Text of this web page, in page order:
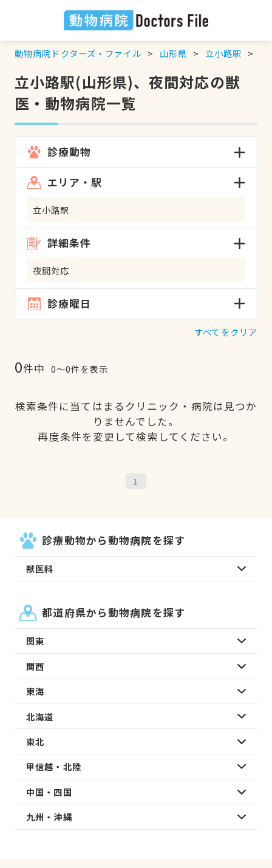
動物病院ドクターズ・ファイル 山形県 立小路駅
立小路駅(山形県)、夜間対応の獣
医・動物病院一覧
診療動物
エリア・駅
立小路駅
詳細条件
夜間対応
診療曜日
すべてをクリア
0件中 0〜0件を表示
検索条件に当てはまるクリニック・病院は見つか
りませんでした。
再度条件を変更して検索してください。
1
診療動物から動物病院を探す
獣医科
都道府県から動物病院を探す
関東
関西
東海
北海道
東北
甲信越・北陸
中国・四国
九州・沖縄